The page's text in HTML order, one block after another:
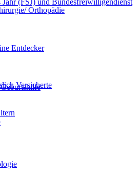
Orthopädie
(FSJ) und Bundesfreiwilligendienst
Entdecker
Versicherte